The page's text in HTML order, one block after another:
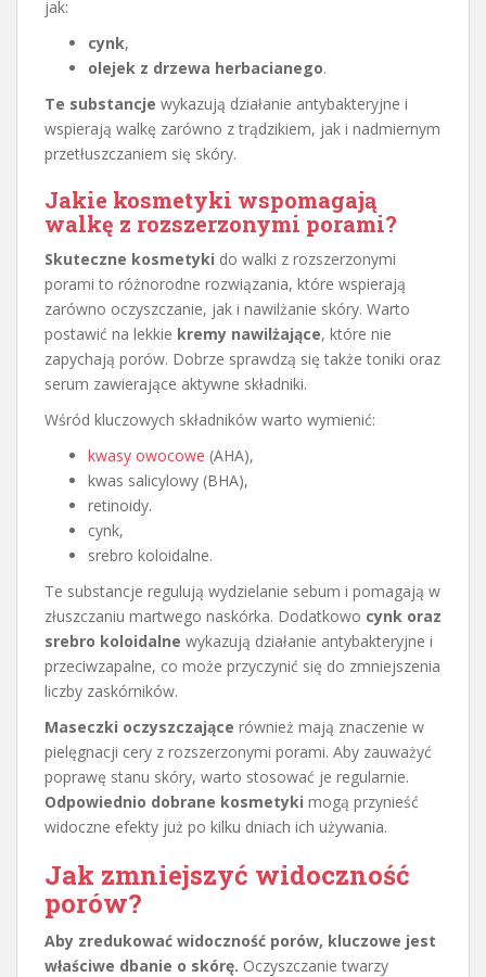
jak:
cynk,
olejek z drzewa herbacianego.
Te substancje wykazują działanie antybakteryjne i
wspierają walkę zarówno z trądzikiem, jak i nadmiernym
przetłuszczaniem się skóry.
Jakie kosmetyki wspomagają
walkę z rozszerzonymi porami?
Skuteczne kosmetyki do walki z rozszerzonymi
porami to różnorodne rozwiązania, które wspierają
zarówno oczyszczanie, jak i nawilżanie skóry. Warto
postawić na lekkie kremy nawilżające, które nie
zapychają porów. Dobrze sprawdzą się także toniki oraz
serum zawierające aktywne składniki.
Wśród kluczowych składników warto wymienić:
kwasy owocowe (AHA),
kwas salicylowy (BHA),
retinoidy.
cynk,
srebro koloidalne.
Te substancje regulują wydzielanie sebum i pomagają w
złuszczaniu martwego naskórka. Dodatkowo cynk oraz
srebro koloidalne wykazują działanie antybakteryjne i
przeciwzapalne, co może przyczynić się do zmniejszenia
liczby zaskórników.
Maseczki oczyszczające również mają znaczenie w
pielęgnacji cery z rozszerzonymi porami. Aby zauważyć
poprawę stanu skóry, warto stosować je regularnie.
Odpowiednio dobrane kosmetyki mogą przynieść
widoczne efekty już po kilku dniach ich używania.
Jak zmniejszyć widoczność
porów?
Aby zredukować widoczność porów, kluczowe jest
właściwe dbanie o skórę. Oczyszczanie twarzy